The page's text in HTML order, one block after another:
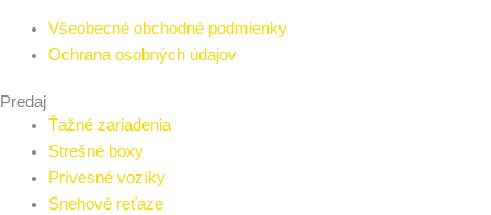
Všeobecné obchodné podmienky
Ochrana osobných údajov
Predaj
Ťažné zariadenia
Strešné boxy
Prívesné vozíky
Snehové reťaze